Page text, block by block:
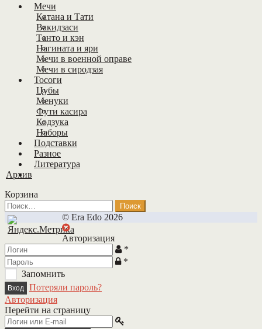
Мечи
Катана и Тати
Вакидзаси
Танто и кэн
Нагината и яри
Мечи в военной оправе
Мечи в сиродзая
Тосоги
Цубы
Менуки
Фути касира
Кодзука
Наборы
Подставки
Разное
Литература
Архив
Корзина
Найти:
© Era Edo 2026
Авторизация
*
*
Запомнить
Потеряли пароль?
Авторизация
Перейти на страницу